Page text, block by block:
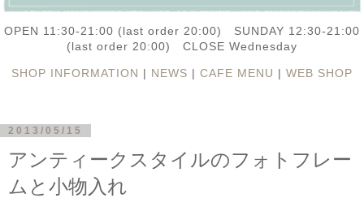
OPEN 11:30-21:00 (last order 20:00) SUNDAY 12:30-21:00
(last order 20:00) CLOSE Wednesday
SHOP INFORMATION | NEWS | CAFE MENU | WEB SHOP
2013/05/15
アンティークスタイルのフォトフレー
ムと小物入れ